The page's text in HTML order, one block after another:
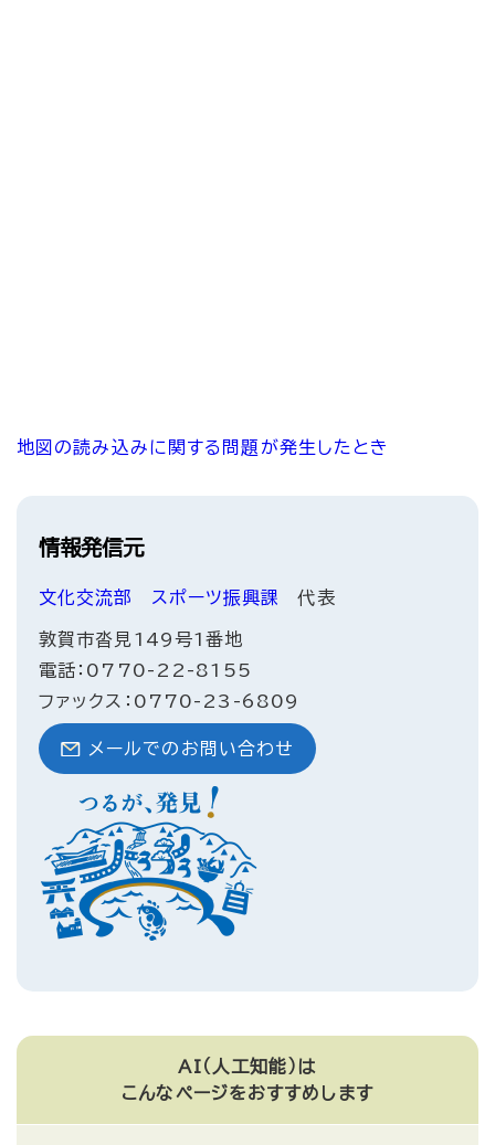
地図の読み込みに関する問題が発生したとき
情報発信元
文化交流部 スポーツ振興課 代表
敦賀市沓見149号1番地
電話：0770-22-8155
ファックス：0770-23-6809
メールでのお問い合わせ
AI（人工知能）は
こんなページをおすすめします